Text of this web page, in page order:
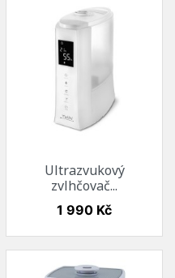
Ultrazvukový
zvlhčovač...
Cena
1 990 Kč